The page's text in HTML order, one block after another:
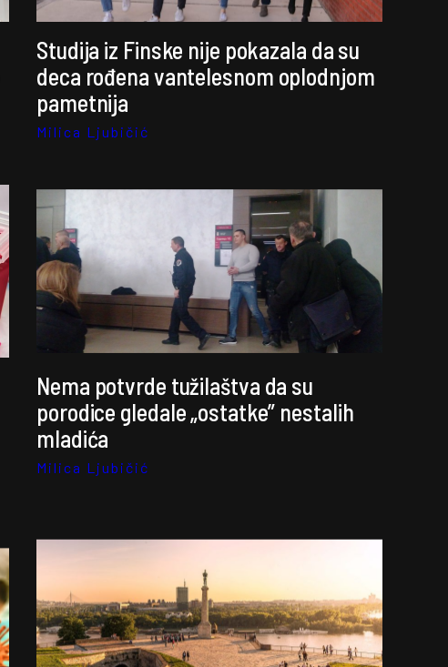
Studija iz Finske nije pokazala da su
deca rođena vantelesnom oplodnjom
pametnija
Milica Ljubičić
Nema potvrde tužilaštva da su
porodice gledale „ostatke” nestalih
mladića
Milica Ljubičić